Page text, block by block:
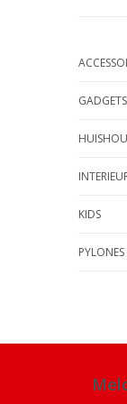
GADGETS
KIDS
PYLONES